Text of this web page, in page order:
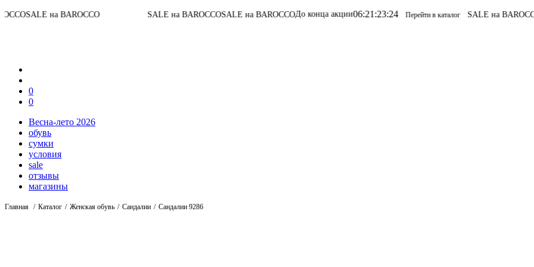
SALE на BAROCCOSALE на BAROCCOДо конца акции06:21:23:24 Перейти в каталог SALE на BAROCCOSALE на
0
0
Весна-лето 2026
обувь
сумки
условия
sale
отзывы
магазины
Главная Каталог Женская обувь Сандалии Сандалии 9286